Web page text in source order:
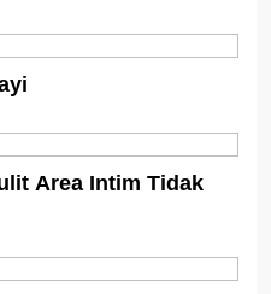
Area Intim Tidak